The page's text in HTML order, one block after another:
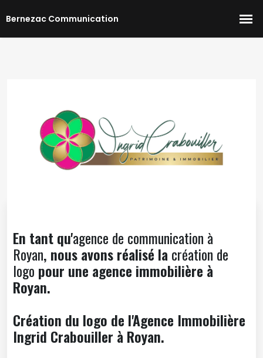
En tant qu'agence de communication à
Royan, nous avons réalisé lacréation de
logo pour une agence immobilière à
Royan.
Création du logo de l'Agence Immobilière
Ingrid Crabouiller à Royan.